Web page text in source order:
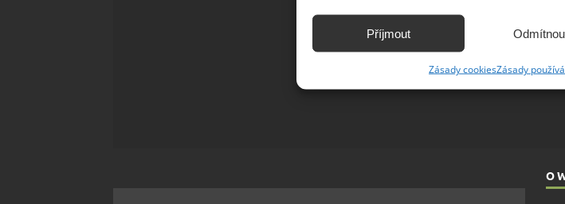
Identifikace zařízení na základě automaticky
základě aktivně vyžádaných informací.
Příjmout
Zásady cookiesZásady
O